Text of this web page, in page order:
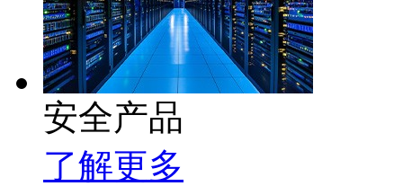
安全产品
了解更多